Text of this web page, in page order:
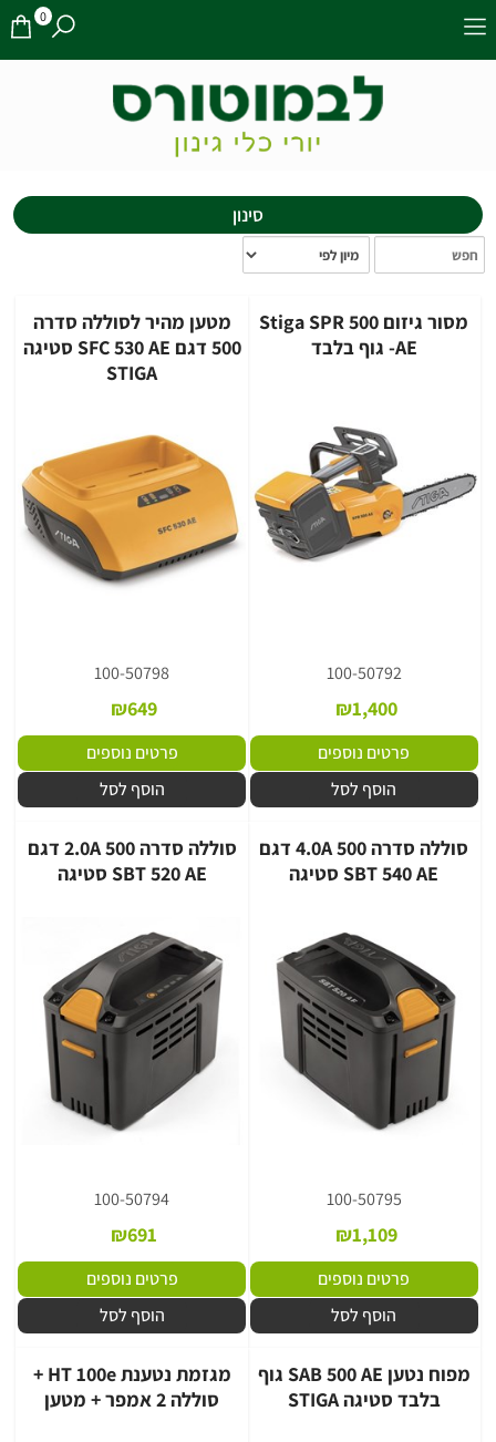
0
סינון
מסור ‏גיזום Stiga SPR 500
AE- גוף בלבד
100-50792
₪1,400
פרטים נוספים
הוסף לסל
מטען מהיר לסוללה סדרה
500 דגם SFC 530 AE סטיגה
STIGA
100-50798
₪649
פרטים נוספים
הוסף לסל
סוללה סדרה 4.0A 500 דגם
SBT 540 AE סטיגה
100-50795
₪1,109
פרטים נוספים
הוסף לסל
סוללה סדרה 2.0A 500 דגם
SBT 520 AE סטיגה
100-50794
₪691
פרטים נוספים
הוסף לסל
מפוח נטען SAB 500 AE גוף
בלבד סטיגה STIGA
מגזמת נטענת HT 100e +
סוללה 2 אמפר + מטען